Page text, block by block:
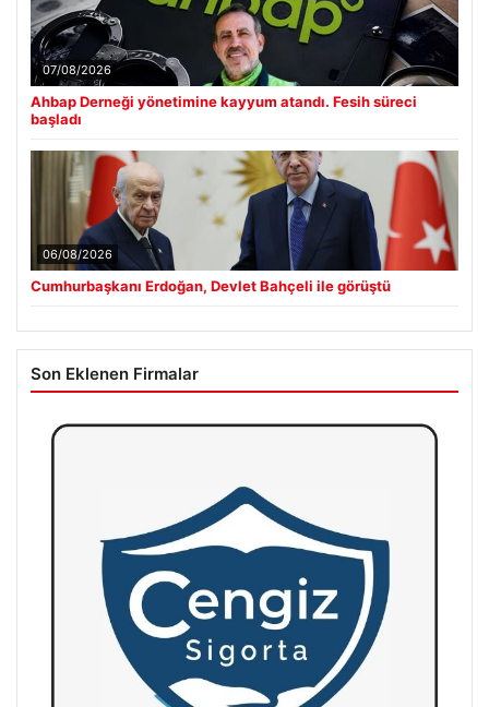
07/08/2026
Ahbap Derneği yönetimine kayyum atandı. Fesih süreci
başladı
06/08/2026
Cumhurbaşkanı Erdoğan, Devlet Bahçeli ile görüştü
Son Eklenen Firmalar